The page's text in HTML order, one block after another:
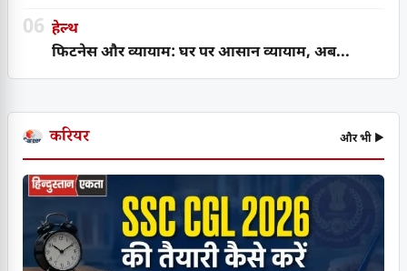
06 हेल्थ
फिटनेस और व्यायाम: घर पर आसान व्यायाम, अब...
करियर और भी ▶